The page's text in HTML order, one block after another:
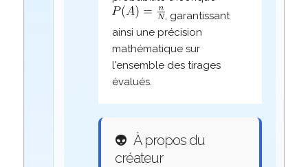
, garantissant
ainsi une précision
mathématique sur
l'ensemble des tirages
évalués.
👽 À propos du
créateur